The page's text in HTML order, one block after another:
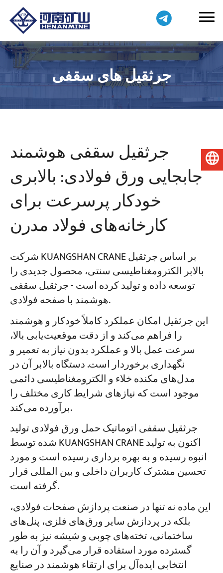
پروژه ها
وبلاگ ها
برنامه های کاربردی
درباره ما
با ما تماس بگیرید
جرثقیل های سقفی
جرثقیل سقفی هوشمند
جابجایی ورق فولادی: بالابری
خودکار پرسرعت برای
کارخانه‌های فولاد مدرن
شرکت KUANGSHAN CRANE بر اساس جرثقیل
بالابر الکترومغناطیسی سنتی، محصول جدیدی را
توسعه داده و تولید کرده است - جرثقیل سقفی
هوشمند با صفحه فولادی.
این جرثقیل امکان عملکرد کاملاً خودکار و هوشمند
را فراهم می‌کند و از دقت موقعیت‌یابی بالا،
سرعت عمل بالا و عملکرد بدون نیاز به تعمیر و
نگهداری برخوردار است. دستگاه بالابر آن در
مدل‌های مکنده خلاء و الکترومغناطیسی دائمی
موجود است که نیازهای شرایط کاری مختلف را
برآورده می‌کند.
جرثقیل سقفی اتوماتیک حمل ورق فولادی تولید
شده توسط KUANGSHAN CRANE اکنون به تولید
انبوه رسیده و به بهره برداری رسیده است و مورد
تحسین مشترک کاربران داخلی و بین المللی قرار
گرفته است.
این ماده نه تنها در صنعت پردازش صفحات فولادی،
بلکه در پردازش سایر ورق‌های فلزی، پنل‌های
ساختمانی، تخته‌های چوبی و شیشه نیز به طور
گسترده مورد استفاده قرار می‌گیرد و آن را به
انتخابی ایده‌آل برای ارتقاء هوشمند در صنایع
فارسی